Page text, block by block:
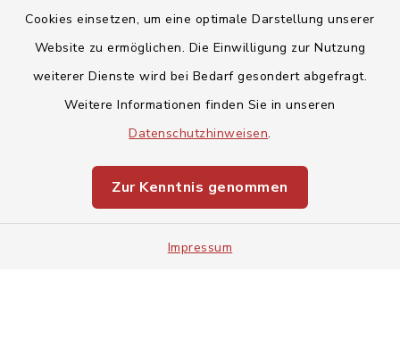
Cookies einsetzen, um eine optimale Darstellung unserer
Website zu ermöglichen. Die Einwilligung zur Nutzung
weiterer Dienste wird bei Bedarf gesondert abgefragt.
Weitere Informationen finden Sie in unseren
Datenschutzhinweisen.
Zur Kenntnis genommen
Impressum
Barrierefreiheit
Impressum
Sitemap